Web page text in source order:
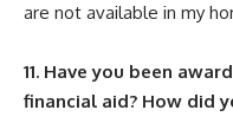
are not available in my
11. Have you been
financial aid? How did